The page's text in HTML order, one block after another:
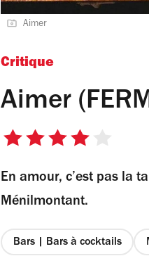
Aimer
Critique
Aimer
4
5
étoiles
En amour, c’est pas la
Ménilmontant.
Bars | Bars à cocktails